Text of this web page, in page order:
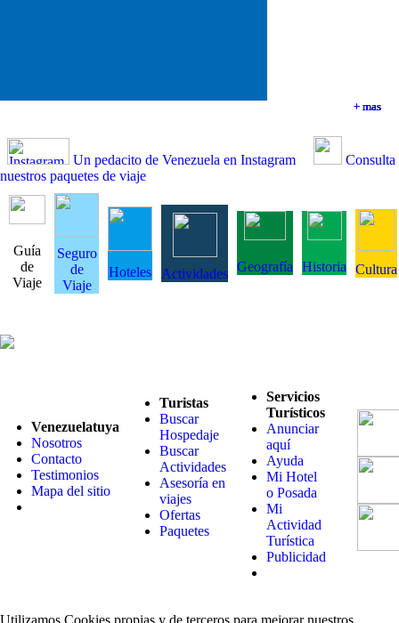
+ mas
+ mas
+ mas
+ mas
Un pedacito de Venezuela en Instagram
Consulta
nuestros paquetes de viaje
Guía
de
Viaje
Seguro
de
Viaje
Hoteles Actividades Geografía Historia Cultura
Venezuelatuya
Nosotros
Contacto
Testimonios
Mapa del sitio
Turistas
Buscar
Hospedaje
Buscar
Actividades
Asesoría en
viajes
Ofertas
Paquetes
Servicios
Turísticos
Anunciar
aquí
Ayuda
Mi Hotel
o Posada
Mi
Actividad
Turística
Publicidad
Utilizamos Cookies propias y de terceros para mejorar nuestros